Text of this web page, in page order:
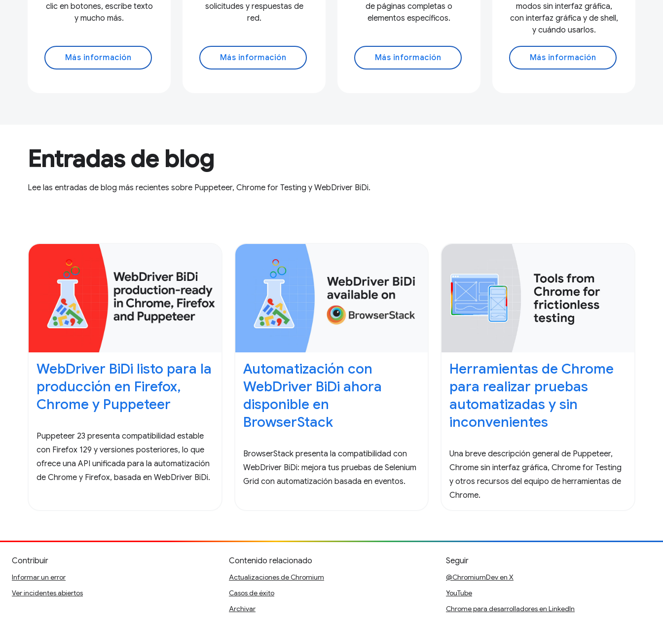
clic en botones, escribe texto
y mucho más.
Más información
solicitudes y respuestas de
red.
Más información
de páginas completas o
elementos específicos.
Más información
modos sin interfaz gráfica,
con interfaz gráfica y de shell,
y cuándo usarlos.
Más información
Entradas de blog
Lee las entradas de blog más recientes sobre Puppeteer, Chrome for Testing y WebDriver BiDi.
WebDriver BiDi listo para la
producción en Firefox,
Chrome y Puppeteer
Puppeteer 23 presenta compatibilidad estable
con Firefox 129 y versiones posteriores, lo que
ofrece una API unificada para la automatización
de Chrome y Firefox, basada en WebDriver BiDi.
Automatización con
WebDriver BiDi ahora
disponible en
BrowserStack
BrowserStack presenta la compatibilidad con
WebDriver BiDi: mejora tus pruebas de Selenium
Grid con automatización basada en eventos.
Herramientas de Chrome
para realizar pruebas
automatizadas y sin
inconvenientes
Una breve descripción general de Puppeteer,
Chrome sin interfaz gráfica, Chrome for Testing
y otros recursos del equipo de herramientas de
Chrome.
Contribuir
Informar un error
Ver incidentes abiertos
Contenido relacionado
Actualizaciones de Chromium
Casos de éxito
Archivar
Seguir
@ChromiumDev en X
YouTube
Chrome para desarrolladores en LinkedIn